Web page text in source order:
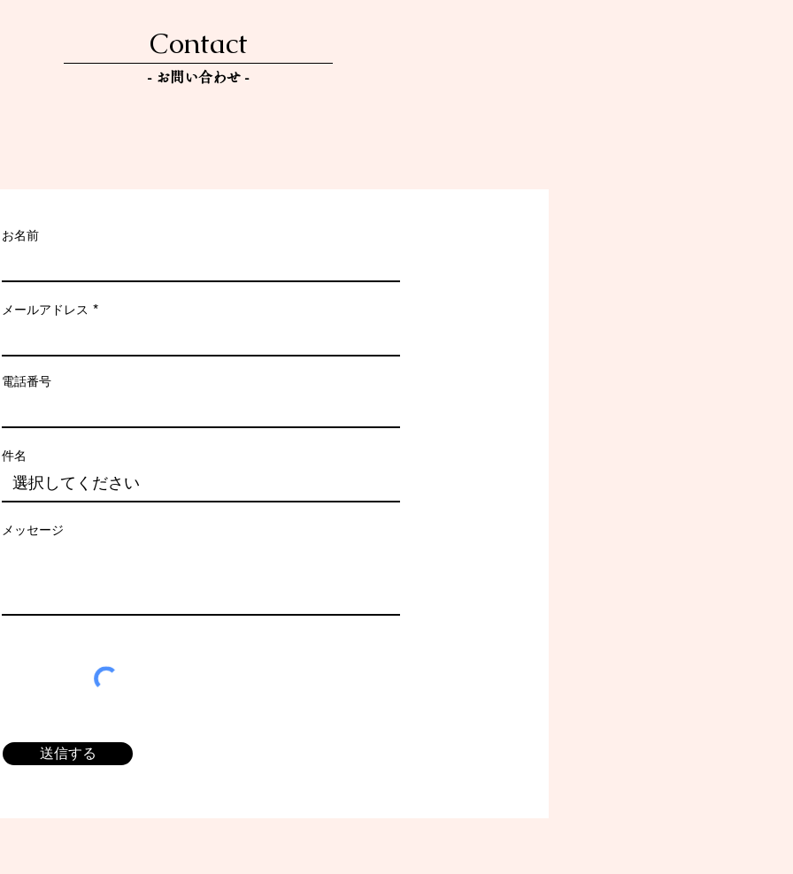
Contact
- ​お問い合わせ -
お名前
メールアドレス
電話番号
件名
メッセージ
送信する